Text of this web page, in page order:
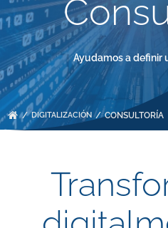
Ayudamos a definir
DIGITALIZACIÓN CONSULTORÍA